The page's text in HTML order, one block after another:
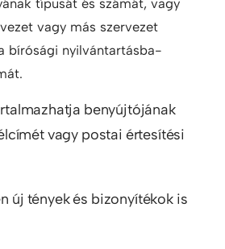
vagy más szervezet
bírósági nyilvántartásba-
benyújtójának
vagy postai értesítési
új tények és bizonyítékok is